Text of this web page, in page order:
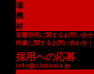
場
資
料
(
P
D
F
機
材
リ
ス
ト
(
音響照明に関するお問い
映像に関するお問い合わ
採用への応募
info@clubasia.jp